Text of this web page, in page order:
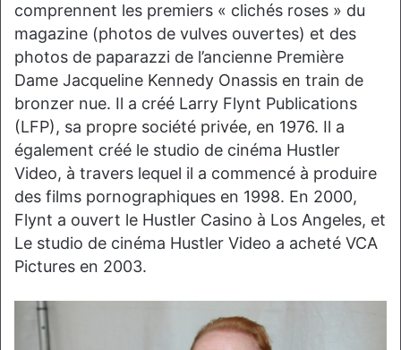
comprennent les premiers « clichés roses » du
magazine (photos de vulves ouvertes) et des
photos de paparazzi de l’ancienne Première
Dame Jacqueline Kennedy Onassis en train de
bronzer nue. Il a créé Larry Flynt Publications
(LFP), sa propre société privée, en 1976. Il a
également créé le studio de cinéma Hustler
Video, à travers lequel il a commencé à produire
des films pornographiques en 1998. En 2000,
Flynt a ouvert le Hustler Casino à Los Angeles, et
Le studio de cinéma Hustler Video a acheté VCA
Pictures en 2003.